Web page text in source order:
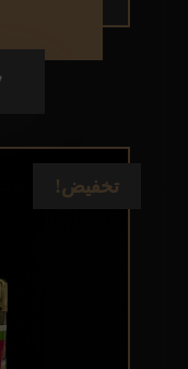
تخفيض!